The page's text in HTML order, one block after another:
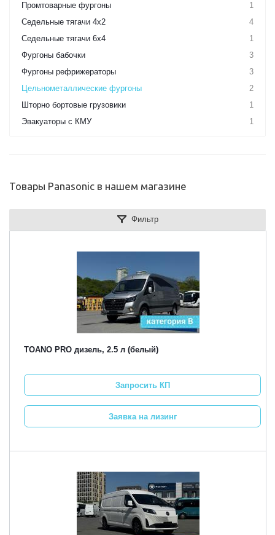
Промтоварные фургоны
1
Седельные тягачи 4х2
4
Седельные тягачи 6х4
1
Фургоны бабочки
3
Фургоны рефрижераторы
3
Цельнометаллические фургоны
2
Шторно бортовые грузовики
1
Эвакуаторы с КМУ
1
Товары Panasonic в нашем магазине
Фильтр
TOANO PRO дизель, 2.5 л (белый)
Запросить КП
Заявка на лизинг